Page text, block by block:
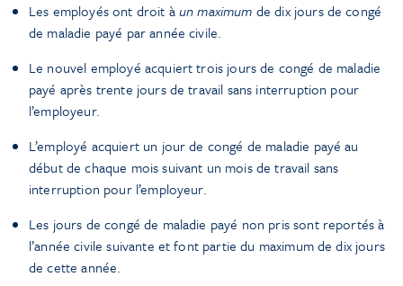
Les employés ont droit àun maximum de dix jours de congé
de maladie payé par année civile.
Le nouvel employé acquiert trois jours de congé de maladie
payé après trente jours de travail sans interruption pour
l’employeur.
L’employé acquiert un jour de congé de maladie payé au
début de chaque mois suivant un mois de travail sans
interruption pour l’employeur.
Les jours de congé de maladie payé non pris sont reportés à
l’année civile suivante et font partie du maximum de dix jours
de cette année.